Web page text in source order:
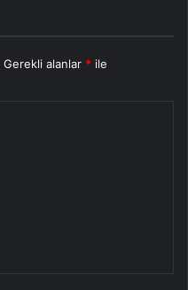
Gerekli alanlar * ile